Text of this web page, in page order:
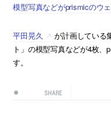
模型写真などがprismicのウ
平田晃久
が計画している
ト」の模型写真などが4枚
す。
SHARE